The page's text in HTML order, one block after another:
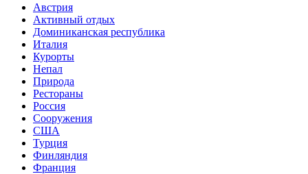
Австрия
Активный отдых
Доминиканская республика
Италия
Курорты
Непал
Природа
Рестораны
Россия
Сооружения
США
Турция
Финляндия
Франция